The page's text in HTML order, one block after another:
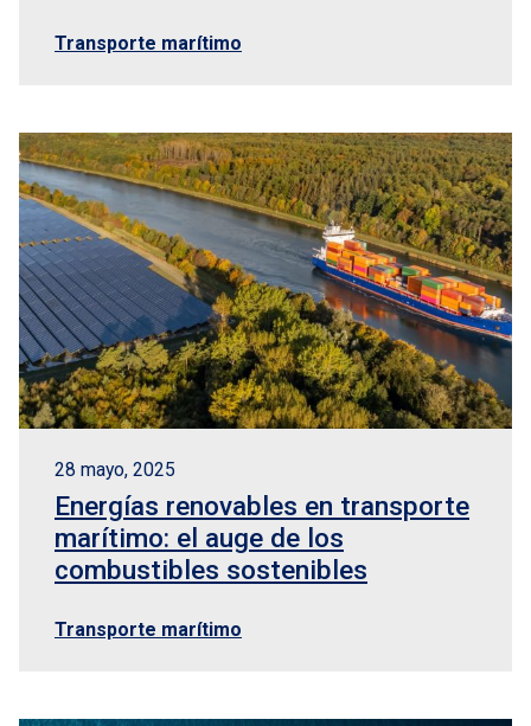
Transporte marítimo
28 mayo, 2025
Energías renovables en transporte
marítimo: el auge de los
combustibles sostenibles
Transporte marítimo